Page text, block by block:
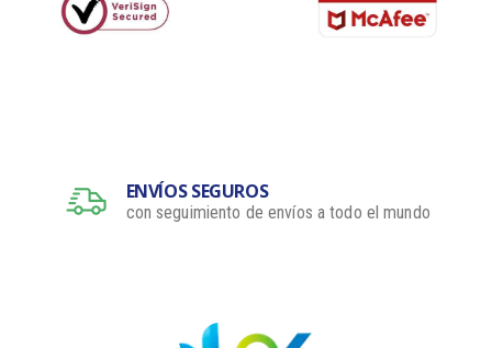
ENVÍOS SEGUROS
con seguimiento de envíos a todo el mundo